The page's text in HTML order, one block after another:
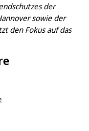
der
sowie der
den Fokus auf das